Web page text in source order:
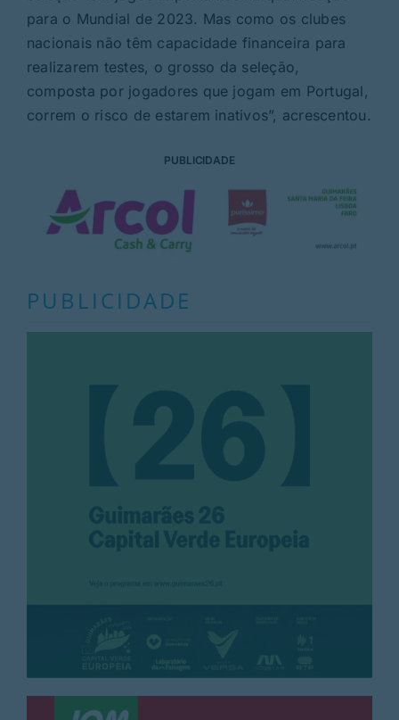
para o Mundial de 2023. Mas como os clubes
nacionais não têm capacidade financeira para
realizarem testes, o grosso da seleção,
composta por jogadores que jogam em Portugal,
correm o risco de estarem inativos”, acrescentou.
PUBLICIDADE
PUBLICIDADE